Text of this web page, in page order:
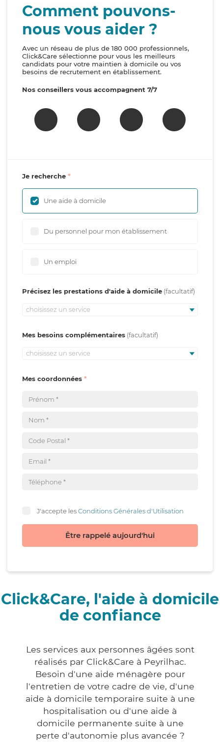
Comment pouvons-
nous vous aider ?
Avec un réseau de plus de 180 000 professionnels,
Click&Care sélectionne pour vous les meilleurs
candidats pour votre maintien à domicile ou vos
besoins de recrutement en établissement.
Nos conseillers vous accompagnent 7/7
Je recherche
Une aide à domicile
Du personnel pour mon établissement
Un emploi
Précisez les prestations d'aide à domicile
choisissez un service
Mes besoins complémentaires
choisissez un service
Mes coordonnées
J'accepte lesConditions Générales d'Utilisation
Être rappelé aujourd'hui
Click&Care, l'aide à domicile
de confiance
Les services aux personnes âgées sont
réalisés par Click&Care à Peyrilhac.
Besoin d'une aide ménagère pour
l'entretien de votre cadre de vie, d'une
aide à domicile temporaire suite à une
hospitalisation ou d'une aide à
domicile permanente suite à une
perte d'autonomie plus avancée ?